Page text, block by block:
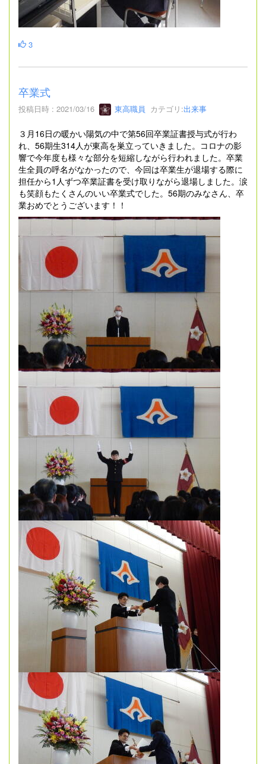
3
卒業式
投稿日時 : 2021/03/16 東高職員 カテゴリ:出来事
３月16日の暖かい陽気の中で第56回卒業証書授与式が行わ
れ、56期生314人が東高を巣立っていきました。コロナの影
響で今年度も様々な部分を短縮しながら行われました。卒業
生全員の呼名がなかったので、今回は卒業生が退場する際に
担任から1人ずつ卒業証書を受け取りながら退場しました。涙
も笑顔もたくさんのいい卒業式でした。56期のみなさん、卒
業おめでとうございます！！